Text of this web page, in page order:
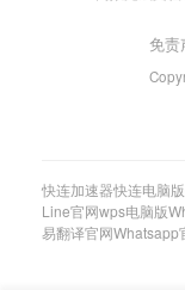
免责
快连加速器快连电脑版
Line官网wps电脑版
易翻译官网Whatsapp